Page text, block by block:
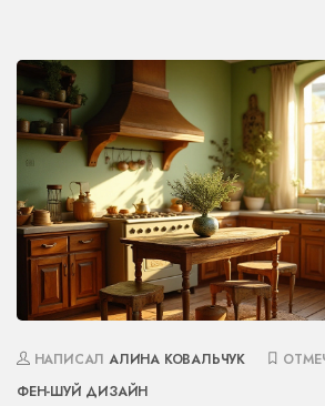
НАПИСАЛАЛИНА КОВАЛЬЧУК
ФЕН-ШУЙ ДИЗАЙН